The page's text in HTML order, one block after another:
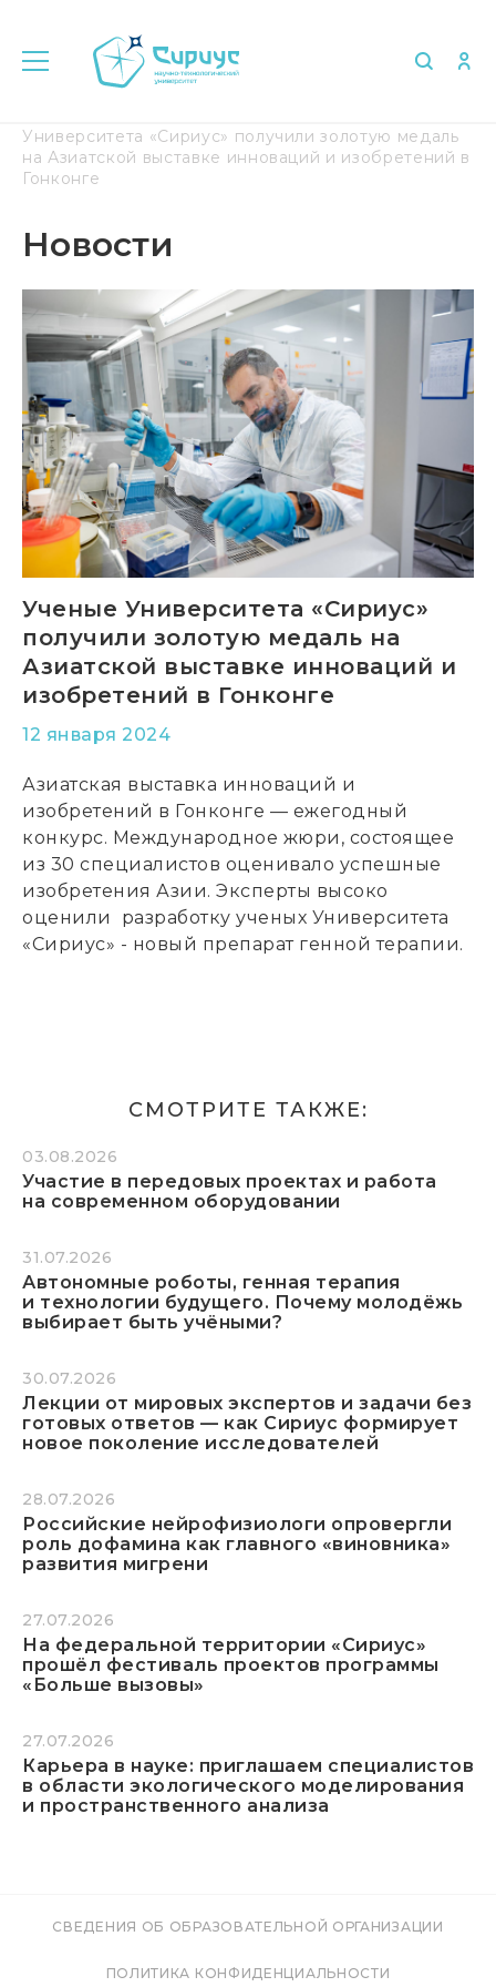
Университета «Сириус» получили золотую медаль
на Азиатской выставке инноваций и изобретений в
Гонконге
Новости
Ученые Университета «Сириус»
получили золотую медаль на
Азиатской выставке инноваций и
изобретений в Гонконге
12 января 2024
Азиатская выставка инноваций и
изобретений в Гонконге — ежегодный
конкурс. Международное жюри, состоящее
из 30 специалистов оценивало успешные
изобретения Азии. Эксперты высоко
оценили разработку ученых Университета
«Сириус» - новый препарат генной терапии.
СМОТРИТЕ ТАКЖЕ:
03.08.2026
Участие в передовых проектах и работа
на современном оборудовании
31.07.2026
Автономные роботы, генная терапия
и технологии будущего. Почему молодёжь
выбирает быть учёными?
30.07.2026
Лекции от мировых экспертов и задачи без
готовых ответов — как Сириус формирует
новое поколение исследователей
28.07.2026
Российские нейрофизиологи опровергли
роль дофамина как главного «виновника»
развития мигрени
27.07.2026
На федеральной территории «Сириус»
прошёл фестиваль проектов программы
«Больше вызовы»
27.07.2026
Карьера в науке: приглашаем специалистов
в области экологического моделирования
и пространственного анализа
СВЕДЕНИЯ ОБ ОБРАЗОВАТЕЛЬНОЙ ОРГАНИЗАЦИИ
ПОЛИТИКА КОНФИДЕНЦИАЛЬНОСТИ